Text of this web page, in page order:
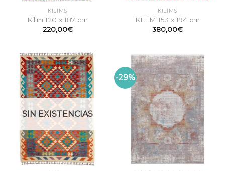
KILIMS
Kilim 120 x 187 cm
220,00€
KILIMS
KILIM 153 x 194 cm
380,00€
SIN EXISTENCIAS
-29%